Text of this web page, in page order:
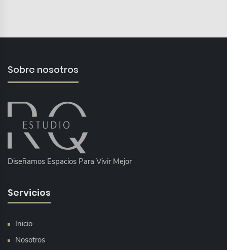
Sobre nosotros
Diseñamos Espacios Para Vivir Mejor
Servicios
Inicio
Nosotros